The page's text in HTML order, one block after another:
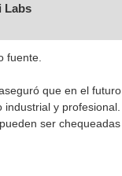
Labs
fuente.
que en el futuro
y profesional.
ser chequeadas